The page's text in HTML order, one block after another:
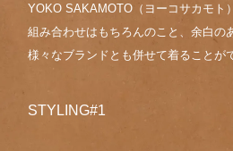
YOKO SAKAMOTO（ヨーコサカモト
組み合わせはもちろんのこと、余白の
様々なブランドとも併せて着ることが
STYLING#1